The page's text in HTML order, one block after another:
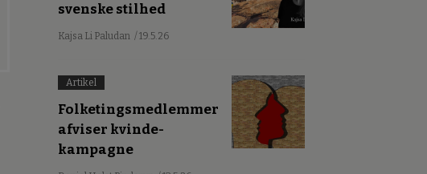
svenske stilhed
Kajsa Li Paludan / 19.5.26
Artikel
Folketingsmedlemmer
afviser kvinde-
kampagne